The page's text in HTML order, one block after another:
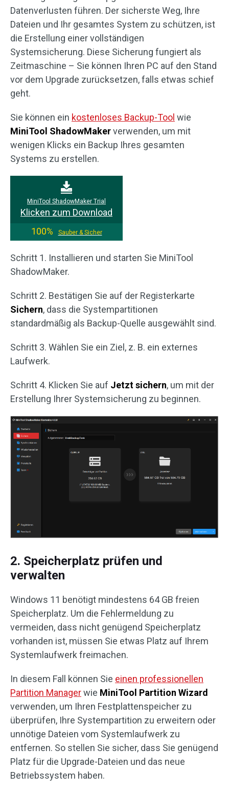
Datenverlusten führen. Der sicherste Weg, Ihre
Dateien und Ihr gesamtes System zu schützen, ist
die Erstellung einer vollständigen
Systemsicherung. Diese Sicherung fungiert als
Zeitmaschine – Sie können Ihren PC auf den Stand
vor dem Upgrade zurücksetzen, falls etwas schief
geht.
Sie können ein kostenloses Backup-Tool wie
MiniTool ShadowMakerverwenden, um mit
wenigen Klicks ein Backup Ihres gesamten
Systems zu erstellen.
MiniTool ShadowMaker Trial
Klicken zum Download
100%
Sauber & Sicher
Schritt 1. Installieren und starten Sie MiniTool
ShadowMaker.
Schritt 2. Bestätigen Sie auf der Registerkarte
Sichern, dass die Systempartitionen
standardmäßig als Backup-Quelle ausgewählt sind.
Schritt 3. Wählen Sie ein Ziel, z. B. ein externes
Laufwerk.
Schritt 4. Klicken Sie auf Jetzt sichern, um mit der
Erstellung Ihrer Systemsicherung zu beginnen.
2. Speicherplatz prüfen und
verwalten
Windows 11 benötigt mindestens 64 GB freien
Speicherplatz. Um die Fehlermeldung zu
vermeiden, dass nicht genügend Speicherplatz
vorhanden ist, müssen Sie etwas Platz auf Ihrem
Systemlaufwerk freimachen.
In diesem Fall können Sie einen professionellen
Partition Managerwie MiniTool Partition Wizard
verwenden, um Ihren Festplattenspeicher zu
überprüfen, Ihre Systempartition zu erweitern oder
unnötige Dateien vom Systemlaufwerk zu
entfernen. So stellen Sie sicher, dass Sie genügend
Platz für die Upgrade-Dateien und das neue
Betriebssystem haben.